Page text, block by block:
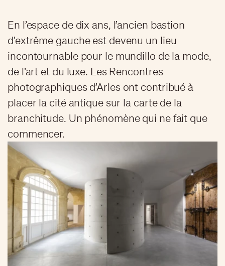
En l’espace de dix ans, l’ancien bastion
d’extrême gauche est devenu un lieu
incontournable pour le mundillo de la mode,
de l’art et du luxe. Les Rencontres
photographiques d’Arles ont contribué à
placer la cité antique sur la carte de la
branchitude. Un phénomène qui ne fait que
commencer.